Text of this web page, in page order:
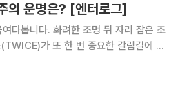
의 운명은? [엔터로그]
다봅니다. 화려한 조명 뒤 자리 잡은 조